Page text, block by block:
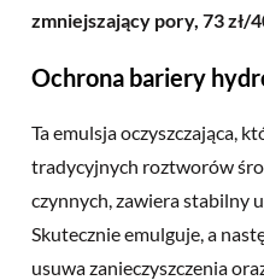
zmniejszający pory, 73 zł/
Ochrona bariery
Ta emulsja oczyszczająca,
tradycyjnych roztworów
czynnych, zawiera stabilny
Skutecznie emulguje, a
usuwa zanieczyszczenia